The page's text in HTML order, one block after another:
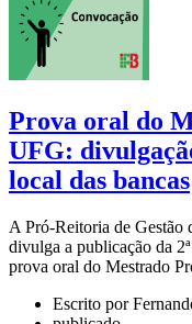
Prova oral do
UFG:
local das bancas
A Pró-Reitoria de Gestão
divulga a publicação da
prova oral do Mestrado
Escrito por